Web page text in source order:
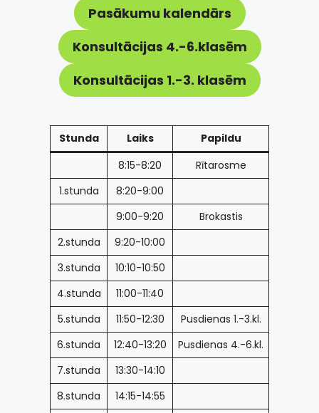
Pasākumu kalendārs
Konsultācijas 4.-6.klasēm
Konsultācijas 1.-3. klasēm
Stunda Laiks
Papildu
8:15-8:20
Rītarosme
1.stunda
8:20-9:00
9:00-9:20
Brokastis
2.stunda
9:20-10:00
3.stunda
10:10-10:50
4.stunda
11:00-11:40
5.stunda
11:50-12:30
Pusdienas 1.-3.kl.
6.stunda
12:40-13:20
Pusdienas 4.-6.kl.
7.stunda
13:30-14:10
8.stunda
14:15-14:55